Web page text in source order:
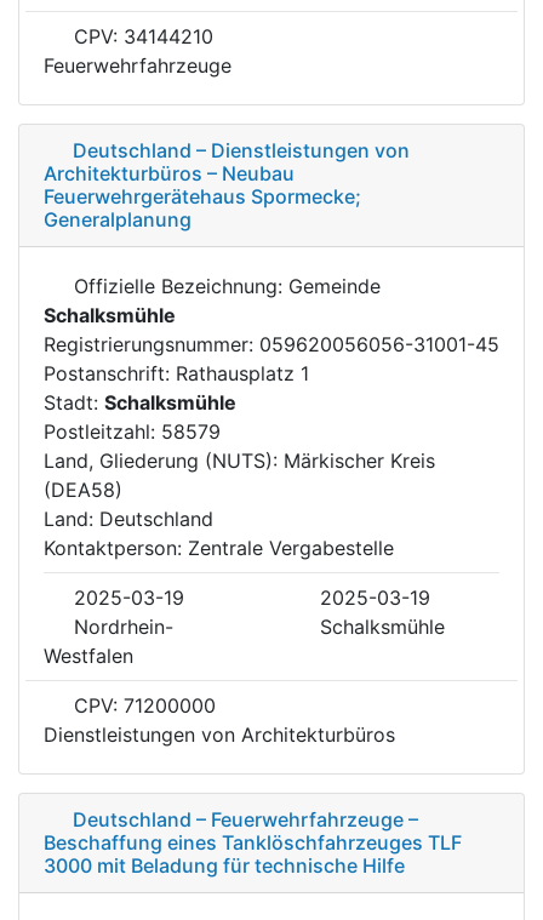
CPV: 34144210
Feuerwehrfahrzeuge
Deutschland – Dienstleistungen von
Architekturbüros – Neubau
Feuerwehrgerätehaus Spormecke;
Generalplanung
Offizielle Bezeichnung: Gemeinde
Schalksmühle
Registrierungsnummer: 059620056056-31001-45
Postanschrift: Rathausplatz 1
Stadt: Schalksmühle
Postleitzahl: 58579
Land, Gliederung (NUTS): Märkischer Kreis
(DEA58)
Land: Deutschland
Kontaktperson: Zentrale Vergabestelle
2025-03-19
2025-03-19
Nordrhein-
Westfalen
Schalksmühle
CPV: 71200000
Dienstleistungen von Architekturbüros
Deutschland – Feuerwehrfahrzeuge –
Beschaffung eines Tanklöschfahrzeuges TLF
3000 mit Beladung für technische Hilfe